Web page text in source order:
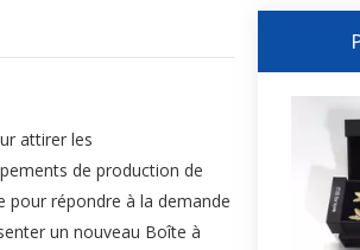
attirer les
de production de
répondre à la demande
un nouveau Boîte à